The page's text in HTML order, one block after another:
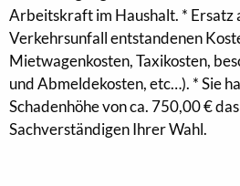
Arbeitskraft im Haushalt. * Ersatz
Verkehrsunfall entstandenen
Mietwagenkosten, Taxikosten,
und Abmeldekosten, etc…). * Sie
Schadenhöhe von ca. 750,00 €
Sachverständigen Ihrer Wahl.